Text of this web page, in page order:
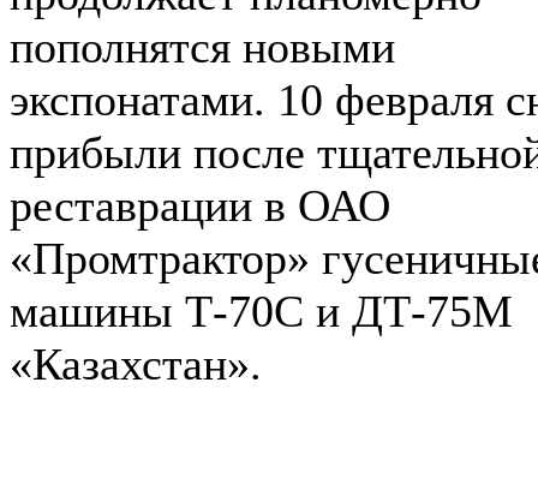
пополнятся новыми
экспонатами. 10 февраля
прибыли после
реставрации в ОАО
«Промтрактор»
машины Т-70С и ДТ-75М
«Казахстан».